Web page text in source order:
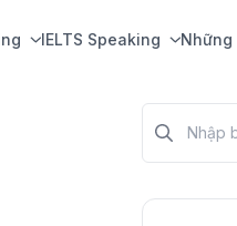
IELTS Speaking Những
Tìm kiếm?>